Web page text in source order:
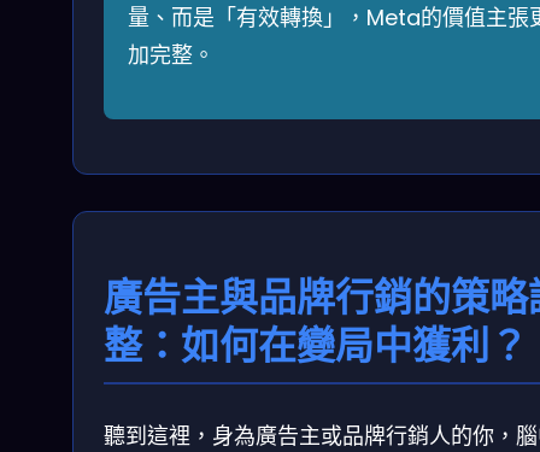
量、而是「有效轉換」，Meta的價值主張
加完整。
廣告主與品牌行銷的策略
整：如何在變局中獲利？
聽到這裡，身為廣告主或品牌行銷人的你，